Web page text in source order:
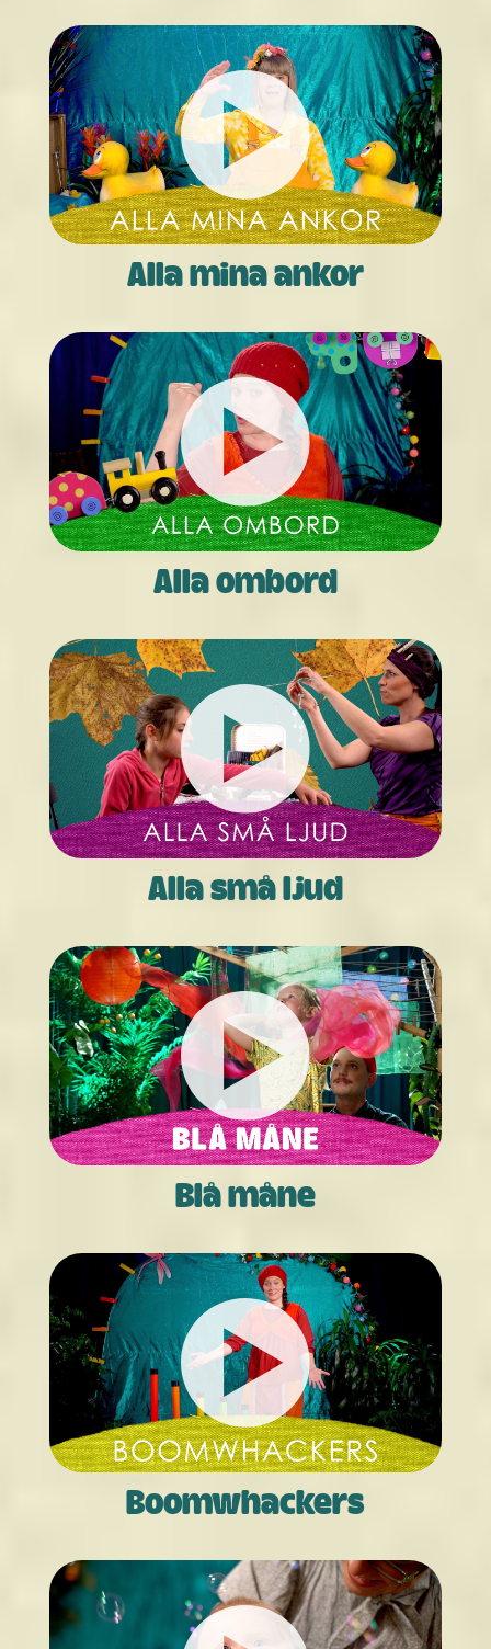
Alla mina ankor
Alla ombord
Alla små ljud
Blå måne
Boom­­whackers